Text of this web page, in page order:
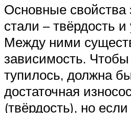
Основные свойства
стали – твёрдость и
Между ними
зависимость.
тупилось, должна
достаточная
(твёрдость), но